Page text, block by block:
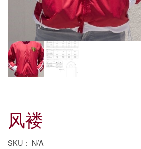
风褛
SKU： N/A